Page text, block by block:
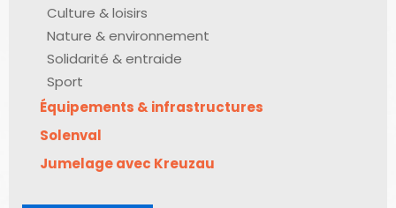
Culture & loisirs
Nature & environnement
Solidarité & entraide
Sport
Équipements & infrastructures
Solenval
Jumelage avec Kreuzau